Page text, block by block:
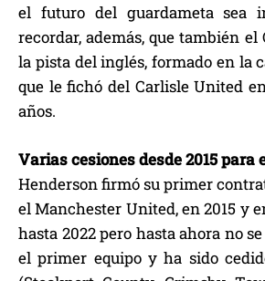
el futuro del guardameta sea
recordar, además, que también el
la pista del inglés, formado en la
que le fichó del Carlisle United
años.
Varias cesiones desde 2015
Henderson firmó su primer
el Manchester United, en 2015 y
hasta 2022 pero hasta ahora no
el primer equipo y ha sido